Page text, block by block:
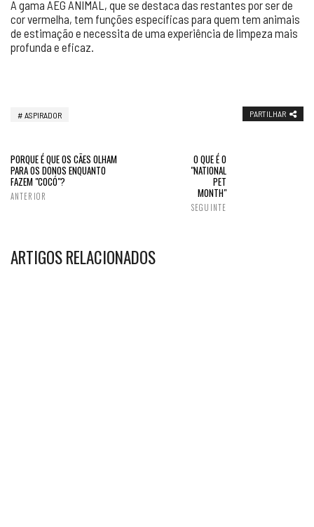
A gama AEG ANIMAL, que se destaca das restantes por ser de
cor vermelha, tem funções específicas para quem tem animais
de estimação e necessita de uma experiência de limpeza mais
profunda e eficaz.
ASPIRADOR PARTILHAR
PORQUE É QUE OS CÃES OLHAM
PARA OS DONOS ENQUANTO
FAZEM "COCÓ"?
ANTERIOR
O QUE É O
"NATIONAL
PET
MONTH"
SEGUINTE
ARTIGOS RELACIONADOS